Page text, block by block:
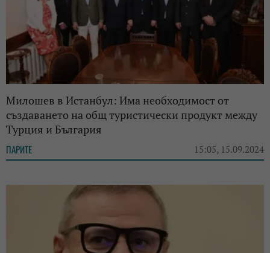
Милошев в Истанбул: Има необходимост от
създаването на общ туристически продукт между
Турция и България
ПАРИТЕ 15:05, 15.09.2024